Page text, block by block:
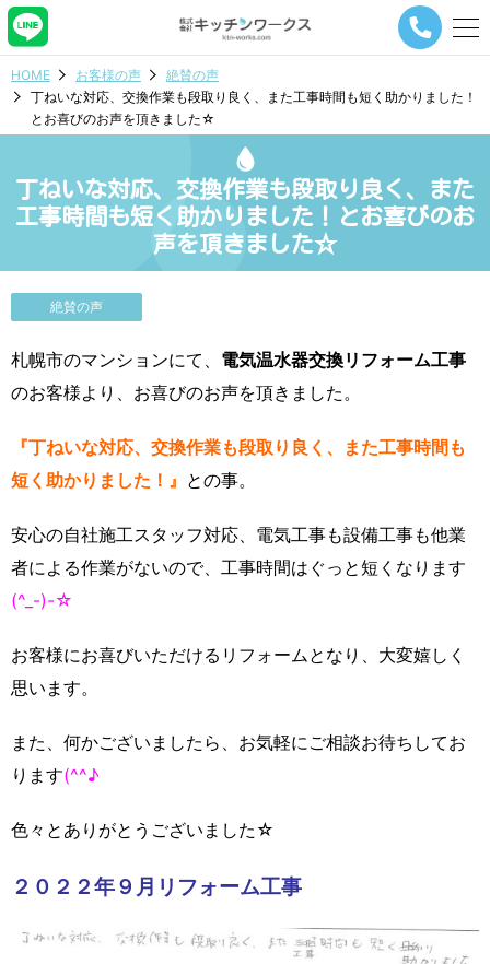
メ
ー
ビ
シ
ョ
ン
タ
HOME お客様の声
絶賛の声
丁ねいな対応、交換作業も段取り良く、また工事時間も短く助かりました！
とお喜びのお声を頂きました☆
丁ねいな対応、交換作業も段取り良く、また
工事時間も短く助かりました！とお喜びのお
声を頂きました☆
絶賛の声
札幌市のマンションにて、 電気温水器交換リフォーム工事
のお客様より、お喜びのお声を頂きました。
『丁ねいな対応、交換作業も段取り良く、また工事時間も
短く助かりました！』 との事。
安心の自社施工スタッフ対応、電気工事も設備工事も他業
者による作業がないので、工事時間はぐっと短くなります
(^_-)-☆
お客様にお喜びいただけるリフォームとなり、大変嬉しく
思います。
また、何かございましたら、お気軽にご相談お待ちしてお
ります(^^♪
色々とありがとうございました☆
２０２２年９月リフォーム工事